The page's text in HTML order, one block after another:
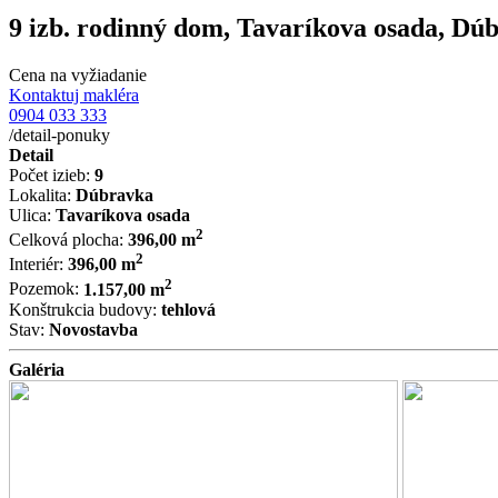
9 izb. rodinný dom, Tavaríkova osada,
Cena na vyžiadanie
Kontaktuj makléra
0904 033 333
/detail-ponuky
Detail
Počet izieb: 9
Lokalita: Dúbravka
Ulica: Tavaríkova osada
Celková plocha: 396,00 m2
Interiér: 396,00 m2
Pozemok: 1.157,00 m2
Konštrukcia budovy: tehlová
Stav: Novostavba
Galéria